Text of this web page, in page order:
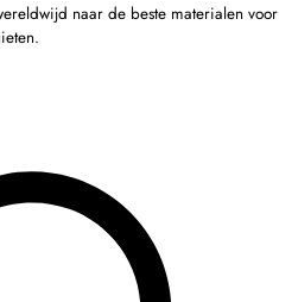
naar de beste materialen voor